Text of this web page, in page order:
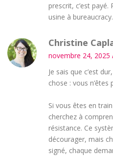
prescrit, c’est
usine à bureaucracy.
Christine
novembre 24, 2025
Je sais que c’est
chose : vous n’êtes
Si vous êtes en
cherchez à
résistance. Ce
décourager, mais
signé, chaque